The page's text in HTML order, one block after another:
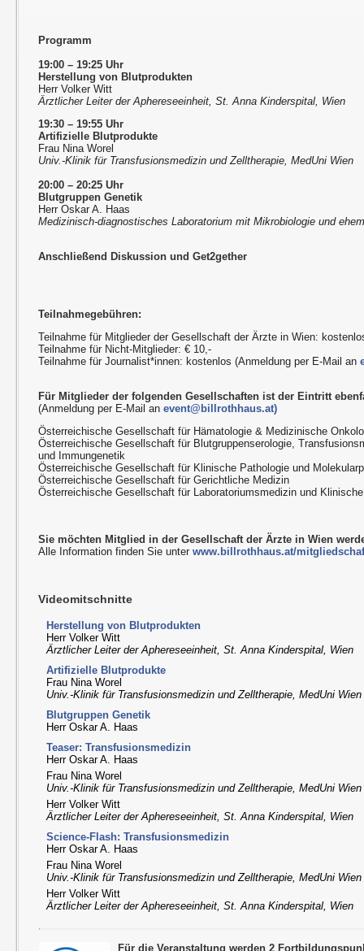
Programm
19:00 – 19:25 Uhr
Herstellung von Blutprodukten
Herr Volker Witt
Ärztlicher Leiter der Aphereseeinheit, St. Anna Kinderspital, Wien
19:30 – 19:55 Uhr
Artifizielle Blutprodukte
Frau Nina Worel
Univ.-Klinik für Transfusionsmedizin und Zelltherapie, MedUni Wien
20:00 – 20:25 Uhr
Blutgruppen Genetik
Herr Oskar A. Haas
Medizinisch-diagnostisches Laboratorium mit Mikrobiologie und
Anschließend Diskussion und Get2gether
Teilnahmegebühren:
Teilnahme für Mitglieder der Gesellschaft der Ärzte in Wien:
Teilnahme für Nicht-Mitglieder: € 10,-
Teilnahme für Journalist*innen: kostenlos (Anmeldung per E-Mail an
Für Mitglieder der folgenden Gesellschaften ist der Eintritt
(Anmeldung per E-Mail anevent@billrothhaus.at)
Österreichische Gesellschaft für Hämatologie & Medizinische
Österreichische Gesellschaft für Blutgruppenserologie,
und Immungenetik
Österreichische Gesellschaft für Klinische Pathologie und
Österreichische Gesellschaft für Gerichtliche Medizin
Österreichische Gesellschaft für Laboratoriumsmedizin und
Sie möchten Mitglied in der Gesellschaft der Ärzte in Wien
Alle Information finden Sie unterwww.billrothhaus.at/
Videomitschnitte
Herstellung von Blutprodukten
Herr Volker Witt
Ärztlicher Leiter der Aphereseeinheit, St. Anna Kinderspital, Wien
Artifizielle Blutprodukte
Frau Nina Worel
Univ.-Klinik für Transfusionsmedizin und Zelltherapie, MedUni Wien
Blutgruppen Genetik
Herr Oskar A. Haas
Teaser: Transfusionsmedizin
Herr Oskar A. Haas
Frau Nina Worel
Univ.-Klinik für Transfusionsmedizin und Zelltherapie, MedUni Wien
Herr Volker Witt
Ärztlicher Leiter der Aphereseeinheit, St. Anna Kinderspital, Wien
Science-Flash: Transfusionsmedizin
Herr Oskar A. Haas
Frau Nina Worel
Univ.-Klinik für Transfusionsmedizin und Zelltherapie, MedUni Wien
Herr Volker Witt
Ärztlicher Leiter der Aphereseeinheit, St. Anna Kinderspital, Wien
Für die Veranstaltung werden 2